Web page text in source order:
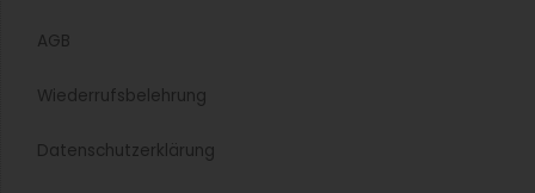
AGB
Wiederrufsbelehrung
Datenschutzerklärung